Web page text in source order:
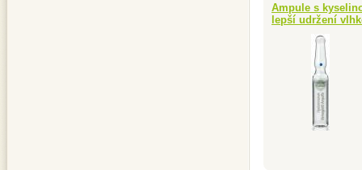
Ampule s
lepší udržení